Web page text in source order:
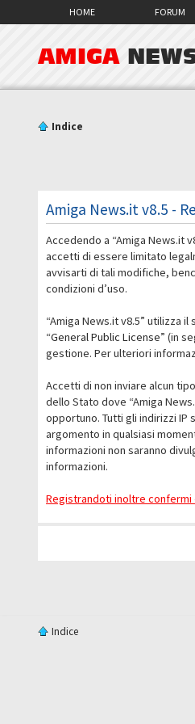
HOME FORUM
AMIGA
Indice
Amiga News.it v8.5 -
Accedendo a “Amiga News.it
accetti di essere limitato
avvisarti di tali modifiche,
condizioni d’uso.
“Amiga News.it v8.5” utilizza
“General Public License” (in
gestione. Per ulteriori
Accetti di non inviare alcun
dello Stato dove “Amiga
opportuno. Tutti gli indirizzi IP
argomento in qualsiasi
informazioni non saranno
informazioni.
Registrandoti inoltre confermi
Indice